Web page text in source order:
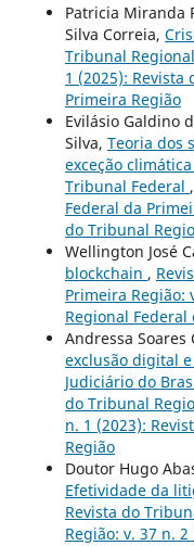
Patricia Miranda
Silva Correia,
Tribunal
1 (2025):
Primeira Região
Evilásio Galdino
Silva, Teoria dos
exceção
Tribunal Federal ,
Federal da
do Tribunal
Wellington José
blockchain ,
Primeira Região:
Regional Federal
Andressa Soares
exclusão digital
Judiciário do
do Tribunal
n. 1 (2023):
Região
Doutor Hugo
Efetividade da
Revista do
Região: v. 37 n.